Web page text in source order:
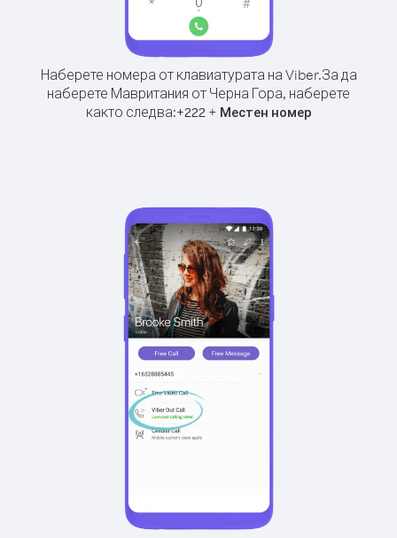
Наберете номера от клавиатурата на Viber.За да
наберете Мавритания от Черна Гора, наберете
както следва:+222+ Местен номер